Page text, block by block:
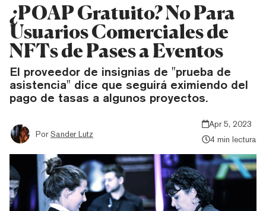
¿POAP Gratuito? No Para
Usuarios Comerciales de
NFTs de Pases a Eventos
El proveedor de insignias de "prueba de
asistencia" dice que seguirá eximiendo del
pago de tasas a algunos proyectos.
Por Sander Lutz
Apr 5, 2023
4 min lectura